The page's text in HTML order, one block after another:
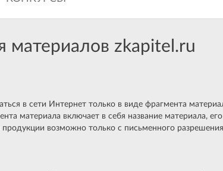
материалов zkapitel.ru
в сети Интернет только в виде фрагмента
материала включает в себя название материала,
возможно только с письменного